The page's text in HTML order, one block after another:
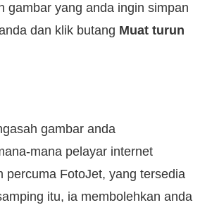
gambar yang anda ingin simpan
dan klik butang Muat turun
gambar anda
mana pelayar internet
percuma FotoJet, yang tersedia
itu, ia membolehkan anda